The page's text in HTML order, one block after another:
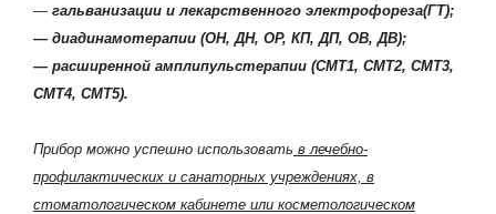
— гальванизации и лекарственного электрофореза(ГТ);
— диадинамотерапии (ОН, ДН, ОР, КП, ДП, ОВ, ДВ);
— расширенной амплипульстерапии (СМТ1, СМТ2, СМТ3,
СМТ4, СМТ5).
Прибор можно успешно использовать в лечебно-
профилактических и санаторных учреждениях, в
стоматологическом кабинете или косметологическом